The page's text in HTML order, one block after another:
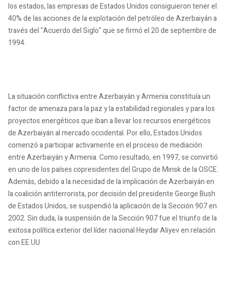
los estados, las empresas de Estados Unidos consiguieron tener el
40% de las acciones de la explotación del petróleo de Azerbaiyán a
través del "Acuerdo del Siglo" que se firmó el 20 de septiembre de
1994.
La situación conflictiva entre Azerbaiyán y Armenia constituía un
factor de amenaza para la paz y la estabilidad regionales y para los
proyectos energéticos que iban a llevar los recursos energéticos
de Azerbaiyán al mercado occidental. Por ello, Estados Unidos
comenzó a participar activamente en el proceso de mediación
entre Azerbaiyán y Armenia. Como resultado, en 1997, se convirtió
en uno de los países copresidentes del Grupo de Minsk de la OSCE.
Además, debido a la necesidad de la implicación de Azerbaiyán en
la coalición antiterrorista, por decisión del presidente George Bush
de Estados Unidos, se suspendió la aplicación de la Sección 907 en
2002. Sin duda, la suspensión de la Sección 907 fue el triunfo de la
exitosa política exterior del líder nacional Heydar Aliyev en relación
con EE.UU